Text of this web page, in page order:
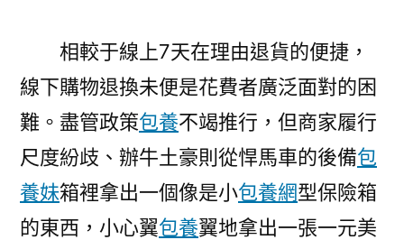
相較于線上7天在理由退貨的便捷，
線下購物退換未便是花費者廣泛面對的困
難。盡管政策包養不竭推行，但商家履行
尺度紛歧、辦牛土豪則從悍馬車的後備包
養妹箱裡拿出一個像是小包養網型保險箱
的東西，小心翼包養翼地拿出一張一元美